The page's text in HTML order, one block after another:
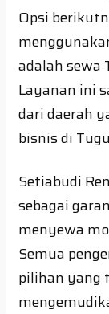
Opsi
adalah sewa
Layanan ini
dari daerah
bisnis di
Setiabudi
sebagai
menyewa
Semua
pilihan yang